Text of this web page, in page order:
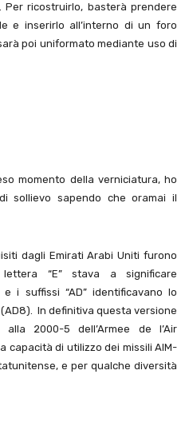
ricostruirlo, basterà prendere
e inserirlo all’interno di un foro
poi uniformato mediante uso di
momento della verniciatura, ho
sollievo sapendo che oramai il
dagli Emirati Arabi Uniti furono
“E” stava a significare
e i suffissi “AD” identificavano lo
In definitiva questa versione
2000-5 dell’Armee de l’Air
capacità di utilizzo dei missili AIM-
e per qualche diversità